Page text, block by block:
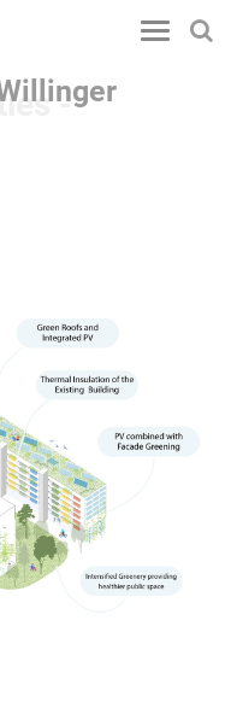
Toggle
-